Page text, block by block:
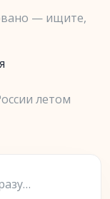
— ищите,
летом